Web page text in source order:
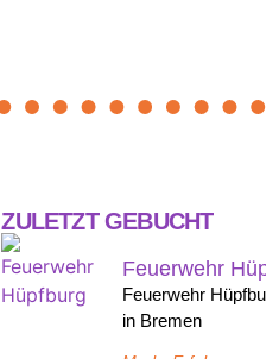
ZULETZT GEBUCHT
Feuerwehr
Feuerwehr
in Bremen